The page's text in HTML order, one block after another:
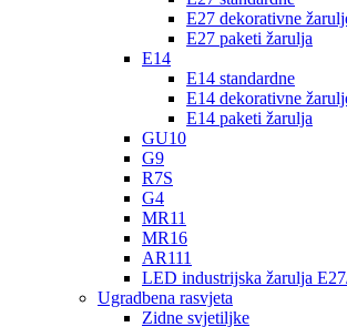
E27 dekorativne
E27 paketi žarulja
E14
E14 standardne
E14 dekorativne
E14 paketi žarulja
GU10
G9
R7S
G4
MR11
MR16
AR111
LED industrijska žarulja
Ugradbena rasvjeta
Zidne svjetiljke